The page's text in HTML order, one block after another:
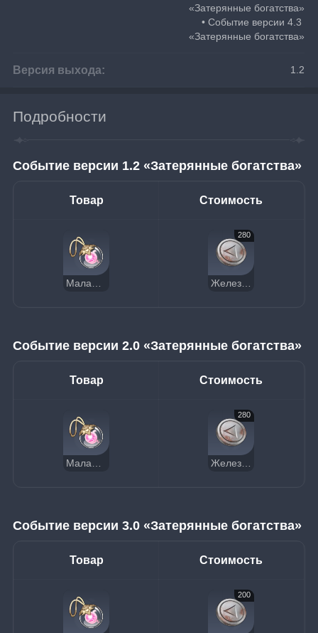
«Затерянные богатства»
• Событие версии 4.3
«Затерянные богатства»
Версия выхода: 1.2
Подробности
Событие версии 1.2 «Затерянные богатства»
Товар Стоимость
280
Железная монета
Событие версии 2.0 «Затерянные богатства»
Товар Стоимость
280
Железная монета
Событие версии 3.0 «Затерянные богатства»
Товар Стоимость
200